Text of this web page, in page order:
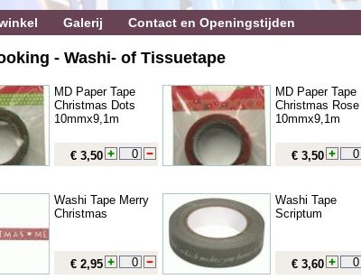
Galerij Contact en Openingstijden
- Washi‐ of Tissuetape
MD Paper Tape
Christmas Dots
10mmx9,1m
€ 3,50
MD Paper Tape
Christmas Rose
10mmx9,1m
€ 3,50
Washi Tape Merry
Christmas
€ 2,95
Washi Tape
Scriptum
€ 3,60